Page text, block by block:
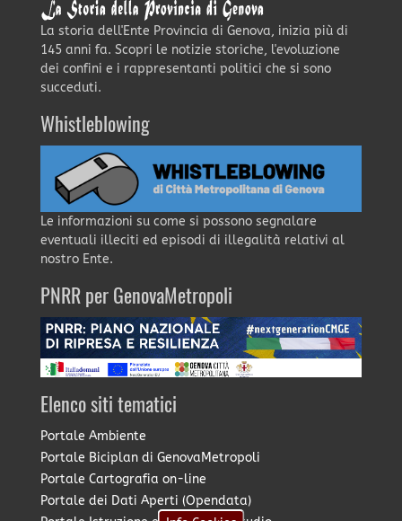
La storia dell'Ente Provincia di Genova, inizia più di
145 anni fa. Scopri le notizie storiche, l'evoluzione
dei confini e i rappresentanti politici che si sono
succeduti.
Whistleblowing
Le informazioni su come si possono segnalare
eventuali illeciti ed episodi di illegalità relativi al
nostro Ente.
PNRR per GenovaMetropoli
Elenco siti tematici
Portale Ambiente
Portale Biciplan di GenovaMetropoli
Portale Cartografia on-line
Portale dei Dati Aperti (Opendata)